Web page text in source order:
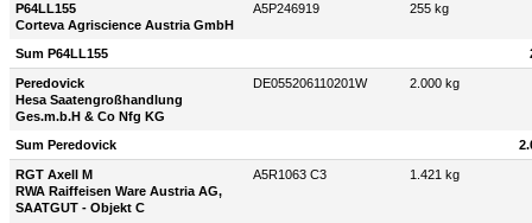
P64LL155
Corteva Agriscience Austria GmbH
A5P246919 255 kg
Sum P64LL155
Peredovick
Hesa Saatengroßhandlung
Ges.m.b.H & Co Nfg KG
DE055206110201W 2.000 kg
Sum Peredovick
RGT Axell M
RWA Raiffeisen Ware Austria AG,
SAATGUT - Objekt C
A5R1063 C3 1.421 kg